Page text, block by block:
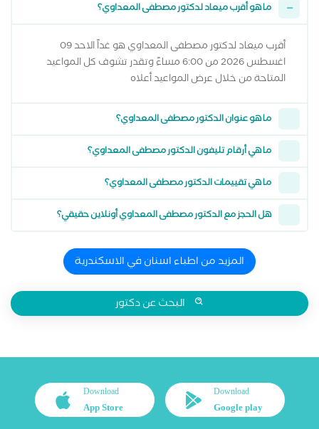
ما هو أقرب ميعاد لدكتور مصطفى المعداوي؟
أقرب ميعاد لدكتور مصطفى المعداوي هو غداً الاحد 09
اغسطس 2026 من 6:00 مساءً وتقدر تشوف كل المواعيد
المتاحة من خلال عرض المواعيد أعلاه
ما هو عنوان الدكتور مصطفى المعداوي؟
ما هي أرقام تليفون الدكتور مصطفى المعداوي؟
ما هي تقييمات الدكتور مصطفى المعداوي؟
هل الحجز مع الدكتور مصطفى المعداوي أونلاين حقيقي؟
المزيد من اطباء اسنان في الاسكندرية
البحث عن دكتور
Download
Google play
Download
App Store